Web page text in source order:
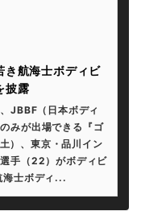
き航海士ボディビ
披露
JBBF（日本ボディ
みが出場できる『ゴ
）、東京・品川イン
手（22）がボディビ
海士ボディ...